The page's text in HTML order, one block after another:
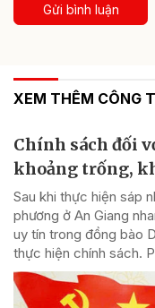
Gửi bình luận
XEM THÊM CÔNG
Chính sách đối
khoảng trống,
Sau khi thực hiện sáp
phương ở An Giang
uy tín trong đồng bào
thực hiện chính sách.